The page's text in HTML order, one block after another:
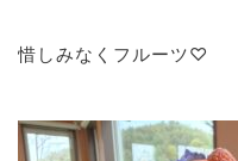
惜しみなくフルーツ♡